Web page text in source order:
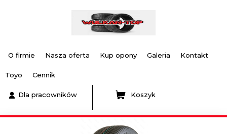
O firmie Nasza oferta Kup opony Galeria Kontakt
Toyo Cennik
Dla pracowników Koszyk